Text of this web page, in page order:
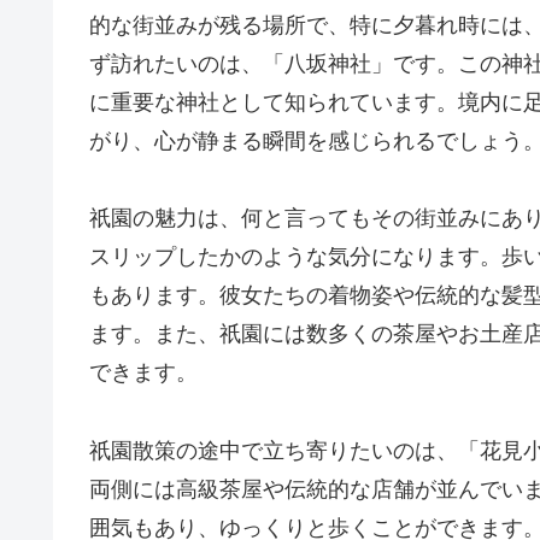
的な街並みが残る場所で、特に夕暮れ時には
ず訪れたいのは、「八坂神社」です。この神
に重要な神社として知られています。境内に
がり、心が静まる瞬間を感じられるでしょう
祇園の魅力は、何と言ってもその街並みにあ
スリップしたかのような気分になります。歩
もあります。彼女たちの着物姿や伝統的な髪
ます。また、祇園には数多くの茶屋やお土産
できます。
祇園散策の途中で立ち寄りたいのは、「花見
両側には高級茶屋や伝統的な店舗が並んでい
囲気もあり、ゆっくりと歩くことができます